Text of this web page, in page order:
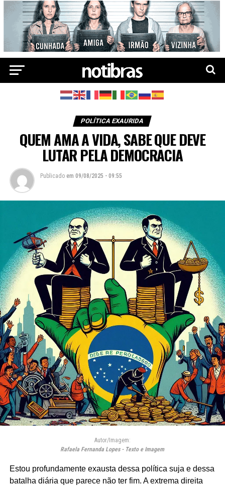
POLÍTICA EXAURIDA
QUEM AMA A VIDA, SABE QUE DEVE
LUTAR PELA DEMOCRACIA
Publicado em 09/08/2025 - 09:55
Autor/Imagem:
Rafaela Fernanda Lopes - Texto e Imagem
Estou profundamente exausta dessa política suja e dessa
batalha diária que parece não ter fim. A extrema direita